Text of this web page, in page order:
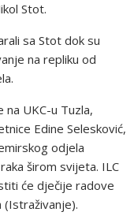
Stot.
sa Stot dok su
na repliku od
UKC-u Tuzla,
Edine Selesković,
odjela
širom svijeta. ILC
će dječije radove
(Istraživanje).